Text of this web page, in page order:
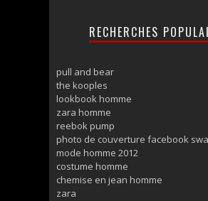
RECHERCHES
pull and bear
the kooples
lookbook homme
zara homme
reebok pump
photo de couverture facebook
mode homme 2012
costume homme
chemise en jean homme
zara